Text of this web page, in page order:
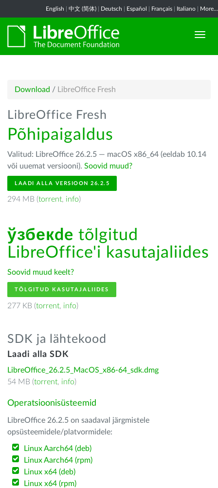
English 中文 (简体) Deutsch Español Français Italiano More...
Download / LibreOffice Fresh
LibreOffice Fresh
Põhipaigaldus
Valitud: LibreOffice 26.2.5 — macOS x86_64 (eeldab 10.14
või uuemat versiooni). Soovid muud?
LAADI ALLA VERSIOON 26.2.5
294 MB (torrent, info)
ўзбекde tõlgitud
LibreOffice'i kasutajaliides
Soovid muud keelt?
TÕLGITUD KASUTAJALIIDES
277 KB (torrent, info)
SDK ja lähtekood
Laadi alla SDK
LibreOffice_26.2.5_MacOS_x86-64_sdk.dmg
54 MB (torrent, info)
Operatsioonisüsteemid
LibreOffice 26.2.5 on saadaval järgmistele
opsüsteemidele/platvormidele:
Linux Aarch64 (deb)
Linux Aarch64 (rpm)
Linux x64 (deb)
Linux x64 (rpm)